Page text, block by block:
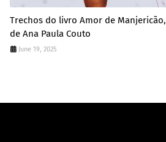
Trechos do livro Amor de Manjericão,
de Ana Paula Couto
June 19, 2025